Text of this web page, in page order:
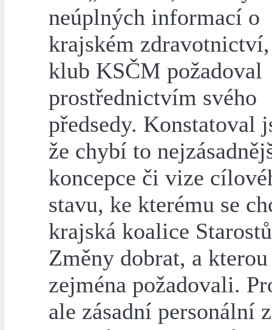
neúplných informací o
krajském
klub KSČM požadoval
prostřednictvím svého
předsedy. Konstatoval
že chybí to
koncepce či vize
stavu, ke kterému se
krajská koalice
Změny dobrat, a
zejména požadovali.
ale zásadní personální